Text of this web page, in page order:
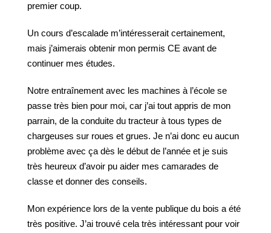
premier coup.
Un cours d’escalade m’intéresserait certainement,
mais j’aimerais obtenir mon permis CE avant de
continuer mes études.
Notre entraînement avec les machines à l’école se
passe très bien pour moi, car j’ai tout appris de mon
parrain, de la conduite du tracteur à tous types de
chargeuses sur roues et grues. Je n’ai donc eu aucun
problème avec ça dès le début de l’année et je suis
très heureux d’avoir pu aider mes camarades de
classe et donner des conseils.
Mon expérience lors de la vente publique du bois a été
très positive. J’ai trouvé cela très intéressant pour voir